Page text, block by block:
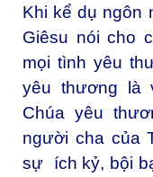
Khi kể dụ ngôn
Giêsu nói cho
mọi tình yêu
yêu thương là
Chúa yêu
người cha của
sự ích kỷ, bội